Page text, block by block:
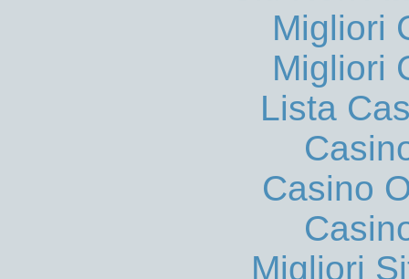
Migliori
Migliori
Lista
Casino
Migliori